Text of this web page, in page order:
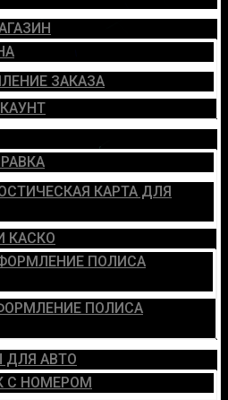
ЗАКАЗА
КАРТА ДЛЯ
КАСКО
ПОЛИСА
ПОЛИСА
ДЛЯ АВТО
С НОМЕРОМ